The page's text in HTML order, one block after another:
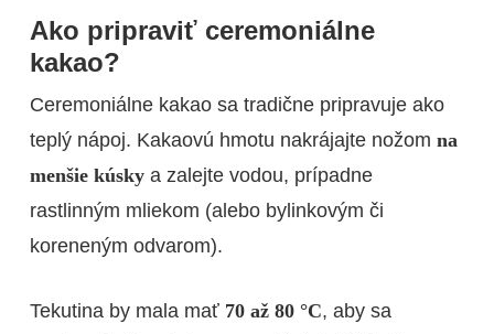
Ako pripraviť ceremoniálne
kakao?
Ceremoniálne kakao sa tradične pripravuje ako
teplý nápoj. Kakaovú hmotu nakrájajte nožom na
menšie kúskya zalejte vodou, prípadne
rastlinným mliekom (alebo bylinkovým či
koreneným odvarom).
Tekutina by mala mať 70 až 80 °C, aby sa